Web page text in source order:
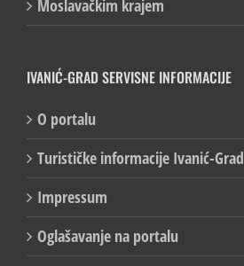
Moslavačkim krajem
IVANIĆ-GRAD SERVISNE INFORMACIJE
O portalu
Turističke informacije Ivanić-Grad
Impressum
Oglašavanje na portalu